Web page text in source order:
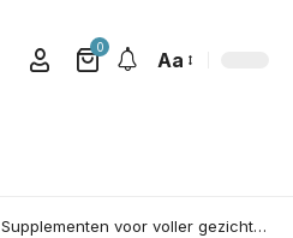
0
Aa
Supplementen voor voller gezicht: feiten & fabels in 2026